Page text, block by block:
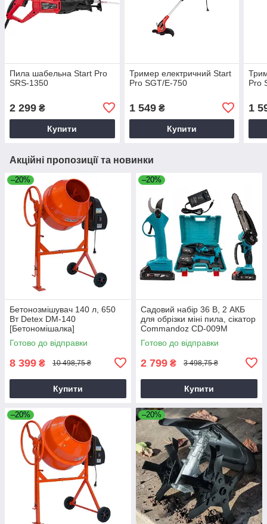
Пила шабельна Start Pro
SRS-1350
2 299 ₴
Купити
Тример електричний Start
Pro SGT/E-750
1 549₴
Купити
Pro
1
Акційні пропозиції та новинки
–20%
Бетонозмішувач 140 л, 650
Вт Detex DM-140
[Бетономішалка]
Готово до відправки
8 399 ₴ 10 498,75 ₴
Купити
–20%
Садовий набір 36 В, 2 АКБ
для обрізки міні пила, сікатор
Commandoz CD-009M
Готово до відправки
2 799 ₴ 3 498,75 ₴
Купити
–20% –20%